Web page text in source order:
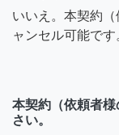
いいえ。本契約
ャンセル可能です
本契約（依頼者
さい。